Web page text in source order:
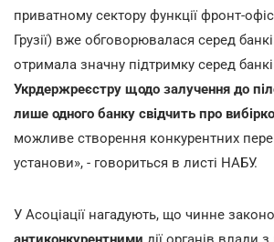
приватному сектору функції фронт-
Грузії) вже обговорювалася серед
отримала значну підтримку серед
Укрдержреєстру щодо залучення до
лише одного банку свідчить про
можливе створення конкурентних
установи», - говориться в листі НАБУ.
У Асоціації нагадують, що чинне